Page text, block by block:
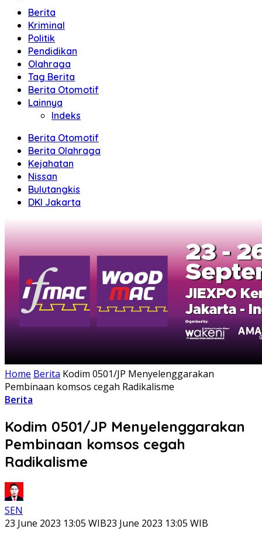
Berita
Kriminal
Politik
Pendidikan
Olahraga
Tag Berita
Berita Otomotif
Lainnya
Indeks
Berita Otomotif
Berita Olahraga
Kejahatan
Nissan
Bulutangkis
DKI Jakarta
Home Berita Kodim 0501/JP Menyelenggarakan
Pembinaan komsos cegah Radikalisme
Berita
Kodim 0501/JP Menyelenggarakan
Pembinaan komsos cegah
Radikalisme
SEN
23 June 2023 13:05 WIB23 June 2023 13:05 WIB